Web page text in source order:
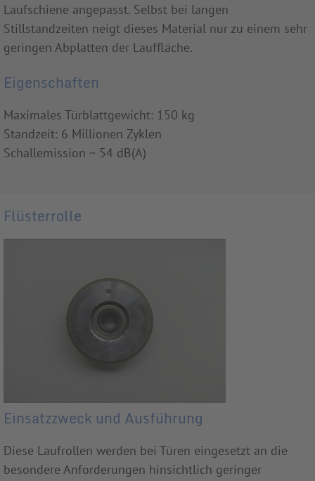
Laufschiene angepasst. Selbst bei langen
Stillstandzeiten neigt dieses Material nur zu einem sehr
geringen Abplatten der Lauffläche.
Eigenschaften
Maximales Türblattgewicht: 150 kg
Standzeit: 6 Millionen Zyklen
Schallemission ~ 54 dB(A)
Flüsterrolle
Einsatzzweck und Ausführung
Diese Laufrollen werden bei Türen eingesetzt an die
besondere Anforderungen hinsichtlich geringer